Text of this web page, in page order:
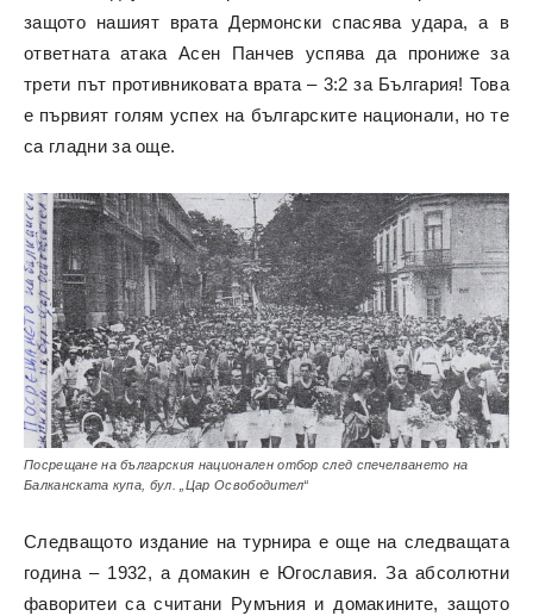
защото нашият врата Дермонски спасява удара, а в
ответната атака Асен Панчев успява да прониже за
трети път противниковата врата – 3:2 за България! Това
е първият голям успех на българските национали, но те
са гладни за още.
Посрещане на българския национален отбор след спечелването на
Балканската купа, бул. „Цар Освободител“
Следващото издание на турнира е още на следващата
година – 1932, а домакин е Югославия. За абсолютни
фаворитеи са считани Румъния и домакините, защото